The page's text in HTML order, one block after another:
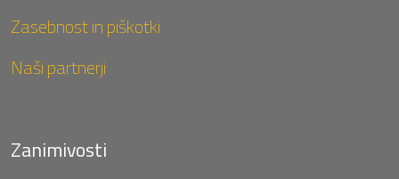
Zasebnost in piškotki
Naši partnerji
Zanimivosti